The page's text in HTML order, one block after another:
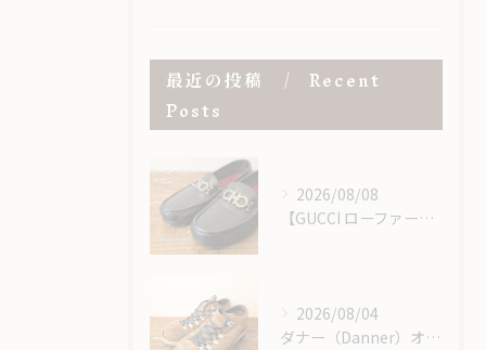
最近の投稿
Recent
Posts
2026/08/08
【GUCCI ローファー】つま先の擦れ・キズを「当て革」で補強・修理
2026/08/04
ダナー（Danner）オールソール｜レザーミッドソール＆USビブラム＃148で重厚感あるカスタム修理